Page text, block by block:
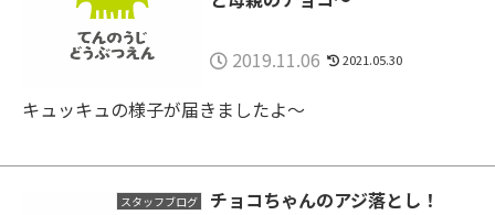
2019.11.06 2021.05.30
キュッキュの様子が届きましたよ〜
スタッフブログ チョコちゃんのアジ落とし！